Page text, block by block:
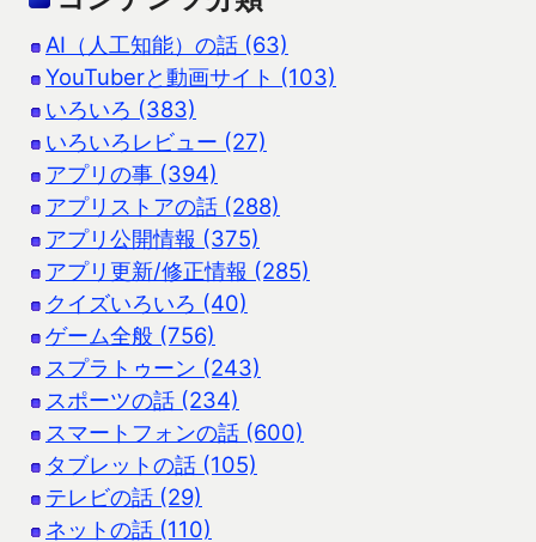
AI（人工知能）の話 (63)
YouTuberと動画サイト (103)
いろいろ (383)
いろいろレビュー (27)
アプリの事 (394)
アプリストアの話 (288)
アプリ公開情報 (375)
アプリ更新/修正情報 (285)
クイズいろいろ (40)
ゲーム全般 (756)
スプラトゥーン (243)
スポーツの話 (234)
スマートフォンの話 (600)
タブレットの話 (105)
テレビの話 (29)
ネットの話 (110)